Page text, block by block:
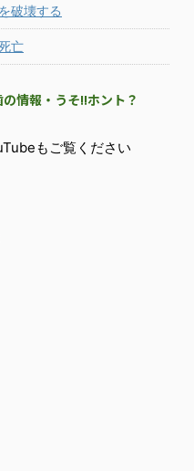
破壊する
亡
の情報・うそ!!ホント？
もご覧ください